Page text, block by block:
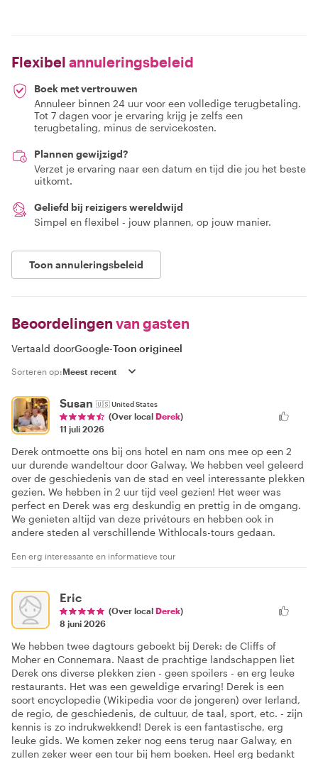
Flexibel annuleringsbeleid
Boek met vertrouwen
Annuleer binnen 24 uur voor een volledige terugbetaling.
Tot 7 dagen voor je ervaring krijg je zelfs een
terugbetaling, minus de servicekosten.
Plannen gewijzigd?
Verzet je ervaring naar een datum en tijd die jou het beste
uitkomt.
Geliefd bij reizigers wereldwijd
Simpel en flexibel - jouw plannen, op jouw manier.
Toon annuleringsbeleid
Beoordelingen van gasten
Vertaald doorGoogle-Toon origineel
Sorteren op:
Susan 🇺🇸United States
(Over local Derek)
11 juli 2026
Derek ontmoette ons bij ons hotel en nam ons mee op een 2
uur durende wandeltour door Galway. We hebben veel geleerd
over de geschiedenis van de stad en veel interessante plekken
gezien. We hebben in 2 uur tijd veel gezien! Het weer was
perfect en Derek was erg deskundig en prettig in de omgang.
We genieten altijd van deze privétours en hebben ook in
andere steden al verschillende Withlocals-tours gedaan.
Een erg interessante en informatieve tour
Eric
(Over local Derek)
8 juni 2026
We hebben twee dagtours geboekt bij Derek: de Cliffs of
Moher en Connemara. Naast de prachtige landschappen liet
Derek ons diverse plekken zien - geen spoilers - en erg leuke
restaurants. Het was een geweldige ervaring! Derek is een
soort encyclopedie (Wikipedia voor de jongeren) over Ierland,
de regio, de geschiedenis, de cultuur, de taal, sport, etc. - zijn
kennis is zo indrukwekkend! Derek is een fantastische, erg
leuke gids. We komen zeker nog eens terug naar Galway, en
zullen zeker weer een tour bij hem boeken. Heel erg bedankt